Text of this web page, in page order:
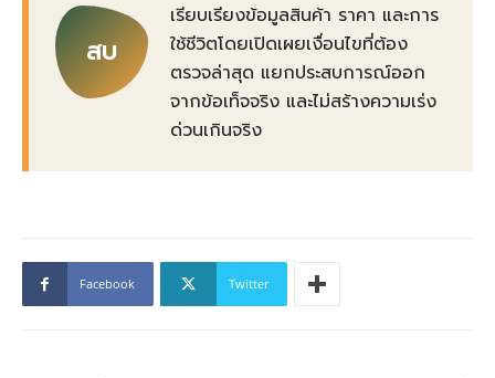
สบ
เรียบเรียงข้อมูลสินค้า ราคา และการ
ใช้ชีวิตโดยเปิดเผยเงื่อนไขที่ต้อง
ตรวจล่าสุด แยกประสบการณ์ออก
จากข้อเท็จจริง และไม่สร้างความเร่ง
ด่วนเกินจริง
Facebook Twitter